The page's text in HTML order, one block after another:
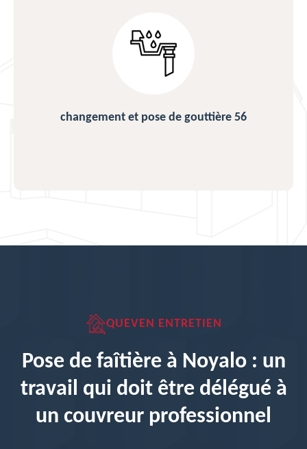
changement et pose de gouttière 56
QUEVEN ENTRETIEN
Pose de faîtière à Noyalo : un
travail qui doit être délégué à
un couvreur professionnel